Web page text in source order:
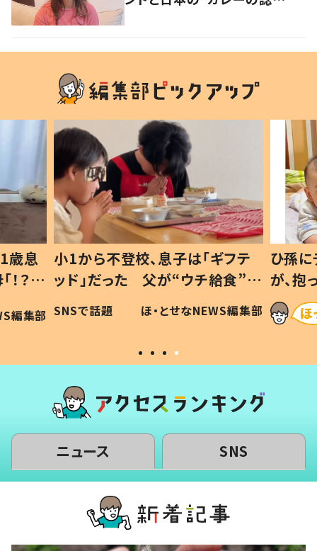
歳息
？」
編集部
小1から不登校、息子は「ギフテ
ッド」だった 父が“ウチ給食”を
作り続ける理由とは #令和の親
#令和の子
SNSで話題 ほ・とせなNEWS編集部
ひ孫
が、
「涙が
い」
ニュース SNS